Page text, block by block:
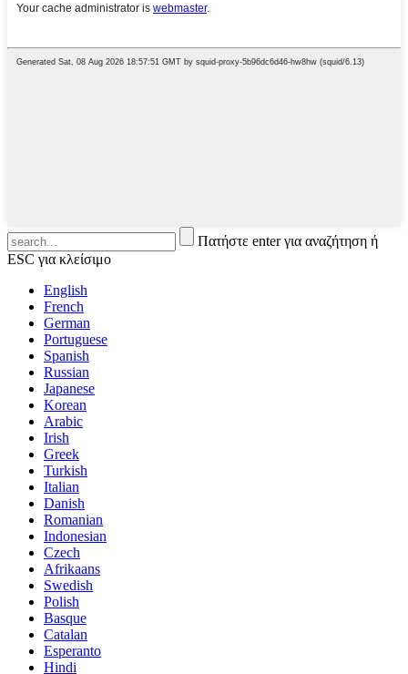
Πατήστε enter για αναζήτηση ή
ESC για κλείσιμο
English
French
German
Portuguese
Spanish
Russian
Japanese
Korean
Arabic
Irish
Greek
Turkish
Italian
Danish
Romanian
Indonesian
Czech
Afrikaans
Swedish
Polish
Basque
Catalan
Esperanto
Hindi